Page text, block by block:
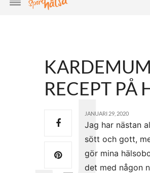
RECEPT PÅ
JANUARI 29, 2020
Jag har nästan
sött och gott,
gör mina
det med någon